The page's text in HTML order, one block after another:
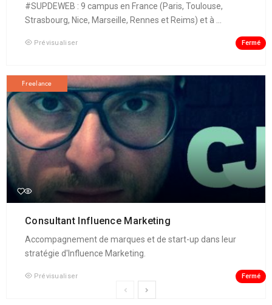
#SUPDEWEB : 9 campus en France (Paris, Toulouse,
Strasbourg, Nice, Marseille, Rennes et Reims) et à ...
Prévisualiser Fermé
Freelance
Consultant Influence Marketing
Accompagnement de marques et de start-up dans leur
stratégie d'Influence Marketing.
Prévisualiser Fermé